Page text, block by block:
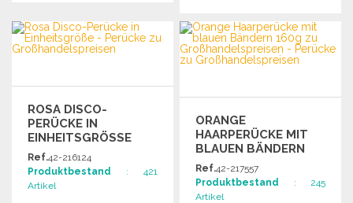
Angebot anfordern
BESTELLEN
Angebot anfordern
ROSA DISCO-
PERÜCKE IN
EINHEITSGRÖSSE
Ref.42-216124
Produktbestand : 421
Artikel
ORANGE
HAARPERÜCKE MIT
BLAUEN BÄNDERN
160G
Ref.42-217557
Produktbestand : 245
Artikel